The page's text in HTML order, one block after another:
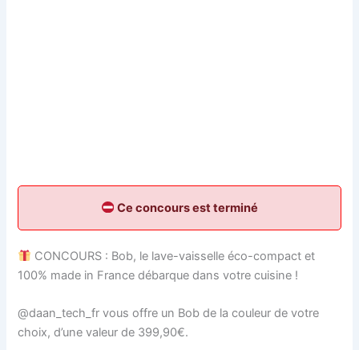
Ce concours est terminé
CONCOURS : Bob, le lave-vaisselle éco-compact et
100% made in France débarque dans votre cuisine !
@daan_tech_fr vous offre un Bob de la couleur de votre
choix, d’une valeur de 399,90€.